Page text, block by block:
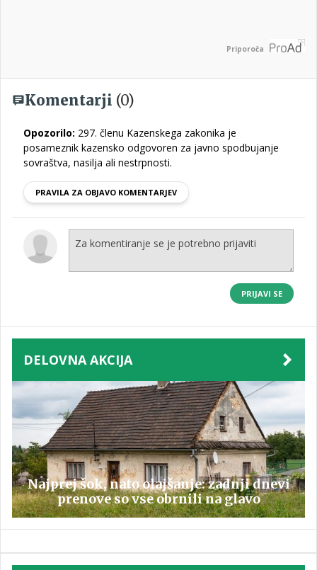
Priporoča
Komentarji (0)
Opozorilo: 297. členu Kazenskega zakonika je
posameznik kazensko odgovoren za javno spodbujanje
sovraštva, nasilja ali nestrpnosti.
PRAVILA ZA OBJAVO KOMENTARJEV
PRIJAVI SE
DELOVNA AKCIJA
Najprej šok, nato olajšanje: zadnji dnevi
prenove so vse obrnili na glavo